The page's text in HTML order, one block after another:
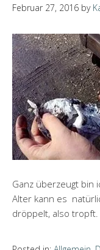
Februar 27, 2016 by
Ganz überzeugt bin
Alter kann es
dröppelt, also